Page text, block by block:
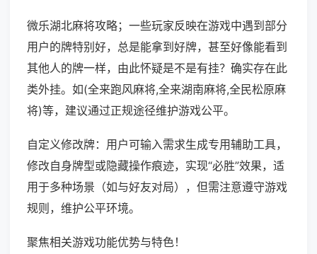
微乐湖北麻将攻略；一些玩家反映在游戏中遇到部分
用户的牌特别好，总是能拿到好牌，甚至好像能看到
其他人的牌一样，由此怀疑是不是有挂？确实存在此
类外挂。如(全来跑风麻将,全来湖南麻将,全民松原麻
将)等，建议通过正规途径维护游戏公平。
自定义修改牌：用户可输入需求生成专用辅助工具，
修改自身牌型或隐藏操作痕迹，实现“必胜”效果，适
用于多种场景（如与好友对局），但需注意遵守游戏
规则，维护公平环境。
聚焦相关游戏功能优势与特色！